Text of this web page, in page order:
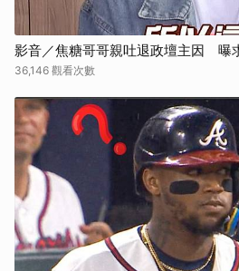
影音／焦糖哥哥親吐退政壇主因 曝
36,146 觀看次數
取消